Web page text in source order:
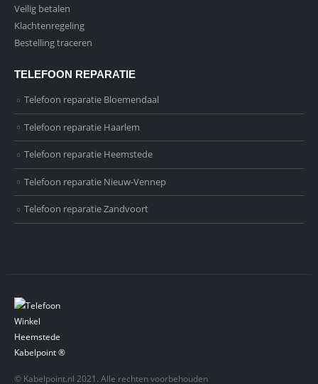
Veilig betalen
Klachtenregeling
Bestelling traceren
TELEFOON REPARATIE
Telefoon reparatie Bloemendaal
Telefoon reparatie Haarlem
Telefoon reparatie Heemstede
Telefoon reparatie Nieuw-Vennep
Telefoon reparatie Zandvoort
© Kabelpoint.nl 2021. Alle rechten voorbehouden